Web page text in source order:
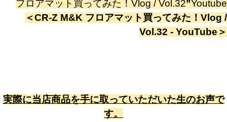
フロアマット買ってみた！Vlog / Vol.32”Youtube
＜CR-Z M&K フロアマット買ってみた！Vlog /
Vol.32 - YouTube ＞
実際に当店商品を手に取っていただいた生のお声で
す。